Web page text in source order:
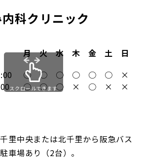
科クリニック
月 火 水 木 金 土
日
○ ○ ○ ○ ○ ○
×
○ ○ ○ × ○ × ×
スクロールできます
千里中央または北千里から阪急バス
駐車場あり（2台）。